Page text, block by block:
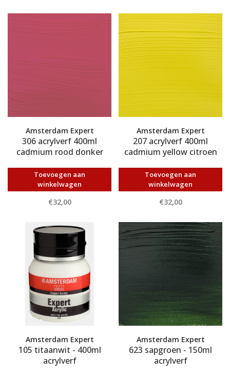
Amsterdam Expert
306 acrylverf 400ml
cadmium rood donker
Toevoegen aan
winkelwagen
€32,00
Amsterdam Expert
207 acrylverf 400ml
cadmium yellow citroen
Toevoegen aan
winkelwagen
€32,00
Amsterdam Expert
105 titaanwit - 400ml
acrylverf
Amsterdam Expert
623 sapgroen - 150ml
acrylverf